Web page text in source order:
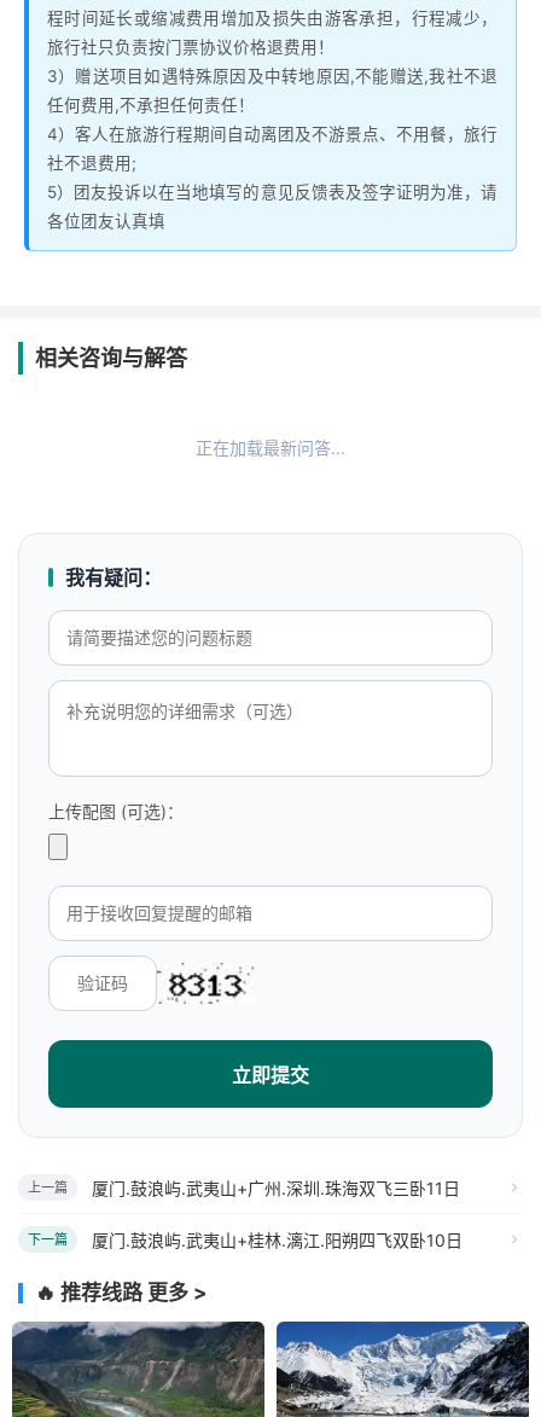
程时间延长或缩减费用增加及损失由游客承担，行程减少，
旅行社只负责按门票协议价格退费用！
3）赠送项目如遇特殊原因及中转地原因,不能赠送,我社不退
任何费用,不承担任何责任！
4）客人在旅游行程期间自动离团及不游景点、不用餐，旅行
社不退费用;
5）团友投诉以在当地填写的意见反馈表及签字证明为准，请
各位团友认真填
相关咨询与解答
正在加载最新问答...
我有疑问：
上传配图 (可选)：
立即提交
上一篇 厦门.鼓浪屿.武夷山+广州.深圳.珠海双飞三卧11日
下一篇 厦门.鼓浪屿.武夷山+桂林.漓江.阳朔四飞双卧10日
🔥 推荐线路 更多 >